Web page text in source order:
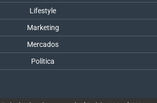
Lifestyle
Marketing
Mercados
Política